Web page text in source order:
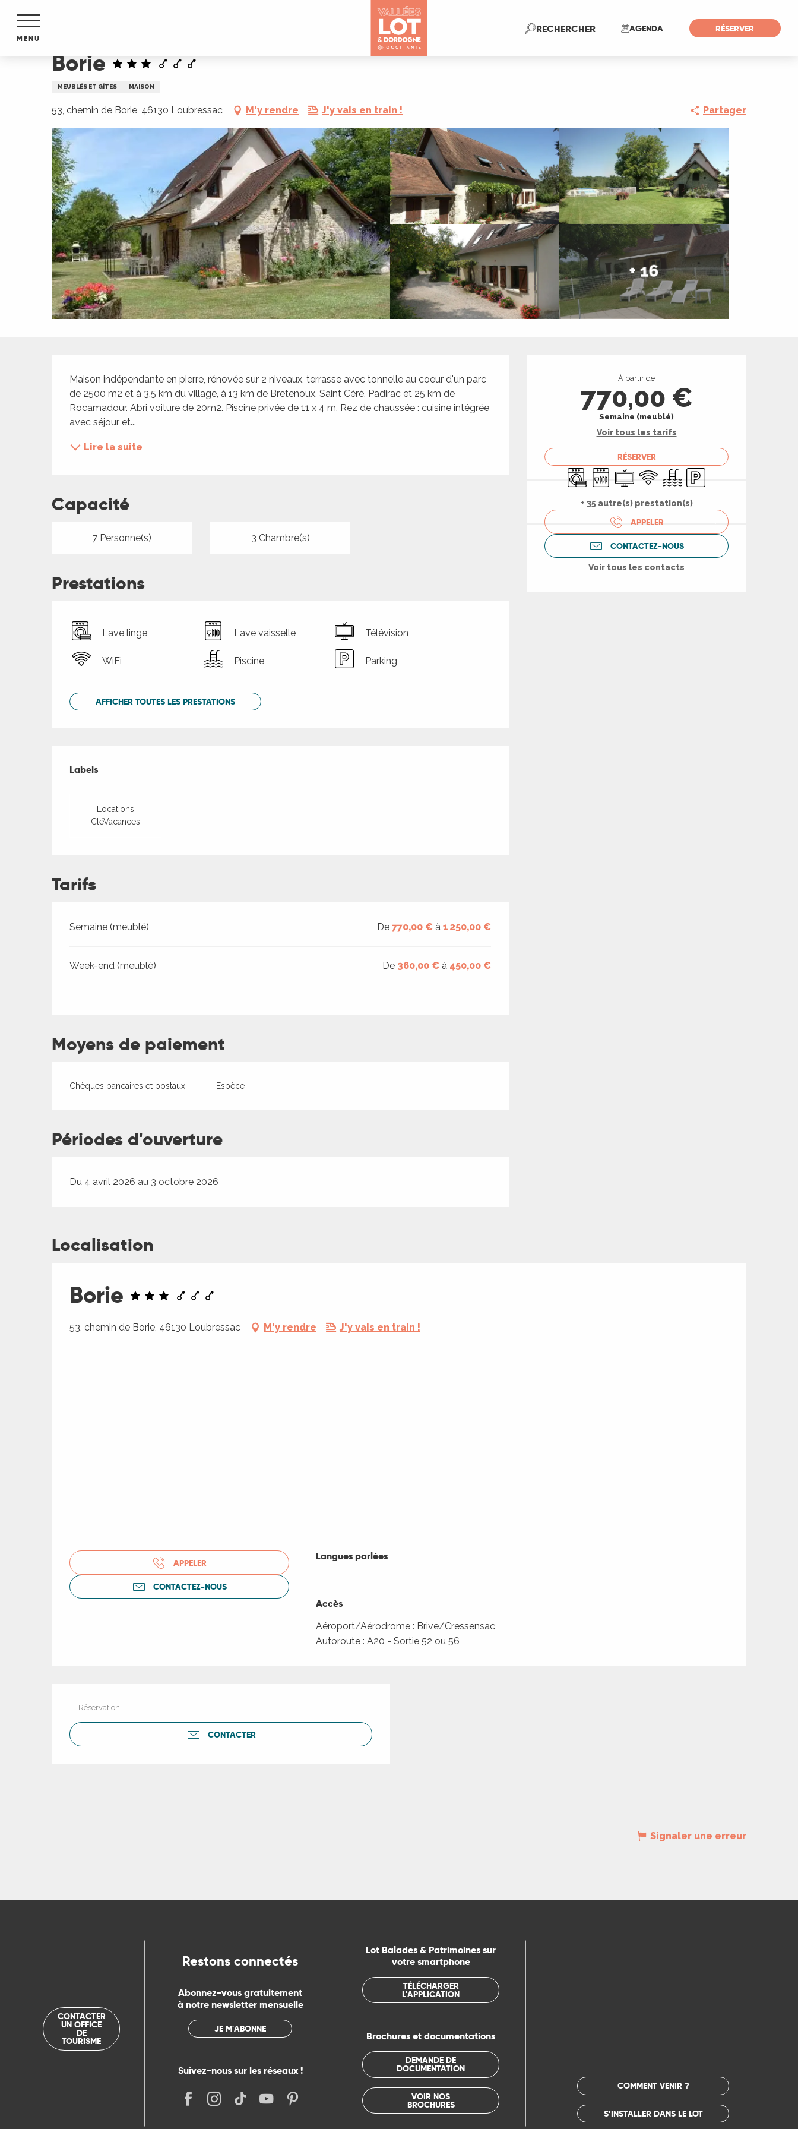
contenu
AGENDA RÉSERVER
RECHERCHERRecherche
MENU
Borie
MEUBLÉS ET GÎTES MAISON
53, chemin de Borie, 46130 Loubressac M'y rendre J'y vais en train ! Partager
+ 16
Ouverture et
À partir de
770,00 €
Semaine (meublé)
Voir tous les tarifs
RÉSERVER
Lave lingeLave vaisselle
Télévision
WiFi PiscineParking
+ 35 autre(s) prestation(s)
APPELER
CONTACTEZ-NOUS
Voir tous les contacts
Description
Maison indépendante en pierre, rénovée sur 2 niveaux, terrasse avec tonnelle au coeur d'un parc
de 2500 m2 et à 3,5 km du village, à 13 km de Bretenoux, Saint Céré, Padirac et 25 km de
Rocamadour. Abri voiture de 20m2. Piscine privée de 11 x 4 m. Rez de chaussée : cuisine intégrée
avec séjour et...
Lire la suite
Capacité
7 Personne(s) 3 Chambre(s)
Prestations
Lave linge Lave vaisselle Télévision
WiFi Piscine Parking
AFFICHER TOUTES LES PRESTATIONS
Offres de prestations
Labels
Labels
Locations
CléVacances
Tarifs
Tarifs 2026
Semaine (meublé) De770,00 € à1 250,00 €
Week-end (meublé) De 360,00 € à 450,00 €
Moyens de paiement
Chèques bancaires et postaux Espèce
Périodes d'ouverture
Du 4 avril 2026 au 3 octobre 2026
Localisation
Borie
53, chemin de Borie, 46130 Loubressac M'y rendre J'y vais en train !
APPELER
CONTACTEZ-NOUS
Langues parlées
Langues parlées
Accès
Accès
Aéroport/Aérodrome : Brive/Cressensac
Autoroute : A20 - Sortie 52 ou 56
Réservation
CONTACTER
Signaler une erreur
CONTACTER
UN OFFICE
DE
TOURISME
Restons connectés
Abonnez-vous gratuitement
à notre newsletter mensuelle
JE M'ABONNE
Suivez-nous sur les réseaux !
Lot Balades & Patrimoines sur
votre smartphone
TÉLÉCHARGER
L'APPLICATION
Brochures et documentations
DEMANDE DE
DOCUMENTATION
VOIR NOS
BROCHURES
COMMENT VENIR ?
S’INSTALLER DANS LE LOT